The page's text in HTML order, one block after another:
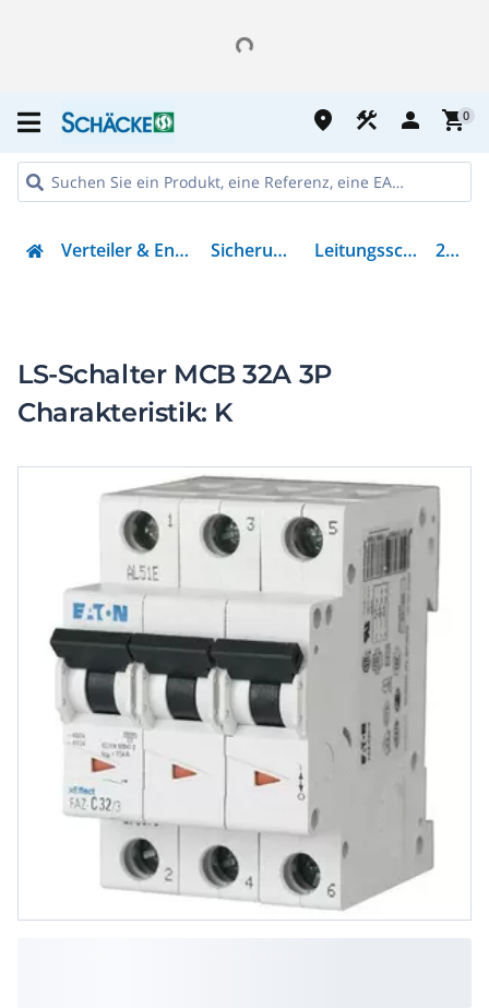
place construction person shopping_cart0
Verteiler & Energieverteilung Sicherungsmaterial Leitungsschutzschalter 278914
LS-Schalter MCB 32A 3P
Charakteristik: K